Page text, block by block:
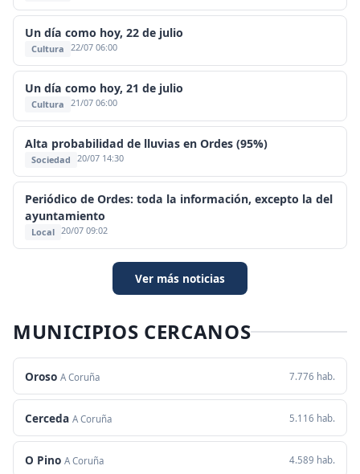
Un día como hoy, 22 de julio
Cultura 22/07 06:00
Un día como hoy, 21 de julio
Cultura 21/07 06:00
Alta probabilidad de lluvias en Ordes (95%)
Sociedad 20/07 14:30
Periódico de Ordes: toda la información, excepto la del
ayuntamiento
Local 20/07 09:02
Ver más noticias
MUNICIPIOS CERCANOS
Oroso A Coruña 7.776 hab.
Cerceda A Coruña 5.116 hab.
O Pino A Coruña 4.589 hab.